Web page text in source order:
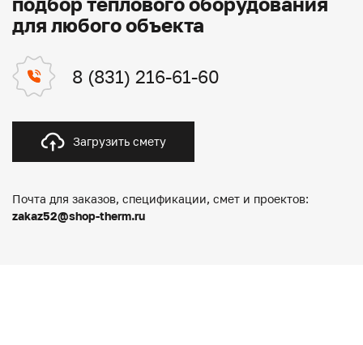
для любого объекта
8 (831) 216-61-60
Загрузить смету
Почта для заказов, спецификации, смет и проектов:
zakaz52@shop-therm.ru